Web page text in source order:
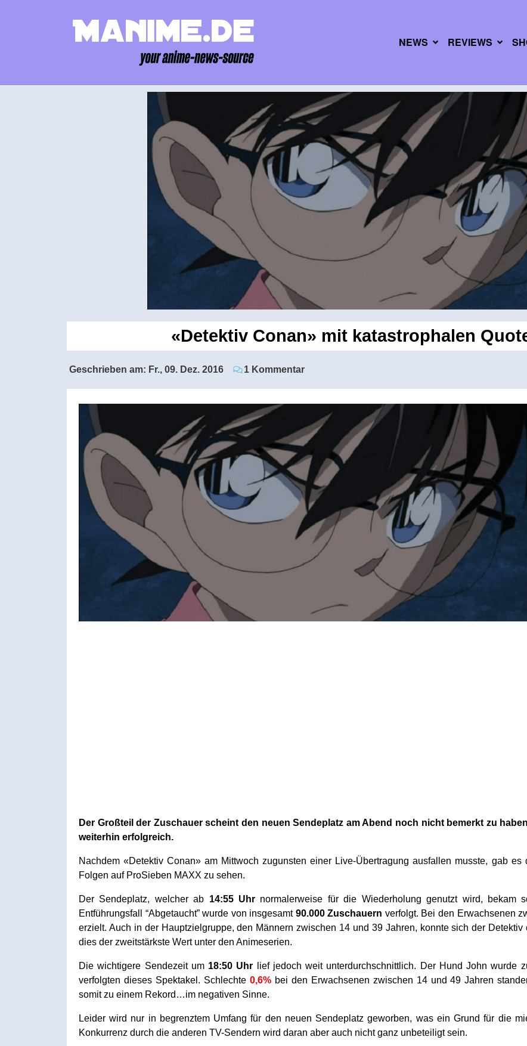
NEWS REVIEWS
«Detektiv Conan» mit katastrophalen
Geschrieben am: Fr., 09. Dez. 2016 1 Kommentar
Der Großteil der Zuschauer scheint den neuen Sendeplatz am Abend noch nicht bemerkt zu
weiterhin erfolgreich.
Nachdem «Detektiv Conan» am Mittwoch zugunsten einer Live-Übertragung ausfallen musste, gab
Folgen auf ProSieben MAXX zu sehen.
Der Sendeplatz, welcher ab 14:55 Uhr normalerweise für die Wiederholung genutzt wird, bekam
Entführungsfall “Abgetaucht” wurde von insgesamt 90.000 Zuschauern verfolgt. Bei den Erwachsenen
erzielt. Auch in der Hauptzielgruppe, den Männern zwischen 14 und 39 Jahren, konnte sich der
dies der zweitstärkste Wert unter den Animeserien.
Die wichtigere Sendezeit um 18:50 Uhr lief jedoch weit unterdurchschnittlich. Der Hund John wurde
verfolgten dieses Spektakel. Schlechte 0,6%bei den Erwachsenen zwischen 14 und 49 Jahren
somit zu einem Rekord…im negativen Sinne.
Leider wird nur in begrenztem Umfang für den neuen Sendeplatz geworben, was ein Grund für die
Konkurrenz durch die anderen TV-Sendern wird daran aber auch nicht ganz unbeteiligt sein.